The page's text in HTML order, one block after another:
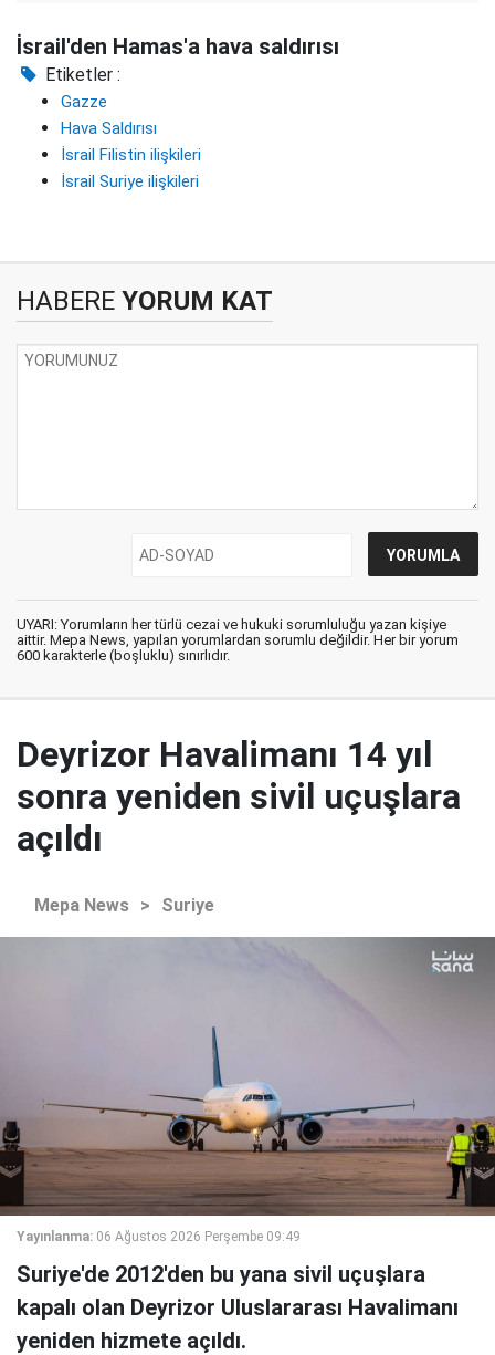
İsrail'den Hamas'a hava saldırısı
Etiketler :
Gazze
Hava Saldırısı
İsrail Filistin ilişkileri
İsrail Suriye ilişkileri
HABERE YORUM KAT
UYARI: Yorumların her türlü cezai ve hukuki sorumluluğu yazan kişiye
aittir. Mepa News, yapılan yorumlardan sorumlu değildir. Her bir yorum
600 karakterle (boşluklu) sınırlıdır.
Deyrizor Havalimanı 14 yıl
sonra yeniden sivil uçuşlara
açıldı
Mepa News > Suriye
Yayınlanma: 06 Ağustos 2026 Perşembe 09:49
Suriye'de 2012'den bu yana sivil uçuşlara
kapalı olan Deyrizor Uluslararası Havalimanı
yeniden hizmete açıldı.